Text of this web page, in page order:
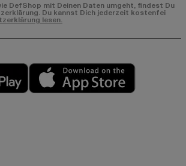
DefShop mit Deinen Daten umgeht, findest Du
Du kannst Dich jederzeit kostenfei
lesen.
Play market